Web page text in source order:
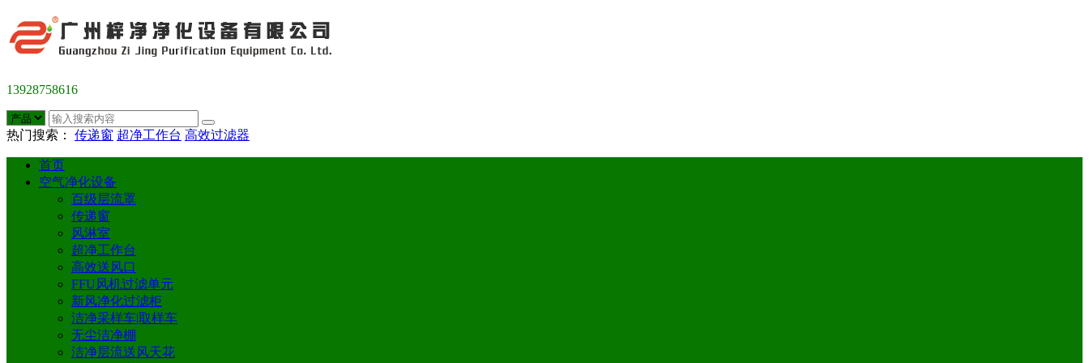
13928758616
热门搜索： 传递窗 超净工作台 高效过滤器
首页
空气净化设备
百级层流罩
传递窗
风淋室
超净工作台
高效送风口
FFU风机过滤单元
新风净化过滤柜
洁净采样车|取样车
无尘洁净棚
洁净层流送风天花